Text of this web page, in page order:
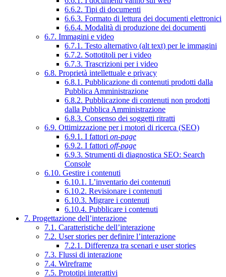
6.6.2. Tipi di documenti
6.6.3. Formato di lettura dei documenti elettronici
6.6.4. Modalità di produzione dei documenti
6.7. Immagini e video
6.7.1. Testo alternativo (alt text) per le immagini
6.7.2. Sottotitoli per i video
6.7.3. Trascrizioni per i video
6.8. Proprietà intellettuale e privacy
6.8.1. Pubblicazione di contenuti prodotti dalla
Pubblica Amministrazione
6.8.2. Pubblicazione di contenuti non prodotti
dalla Pubblica Amministrazione
6.8.3. Consenso dei soggetti ritratti
6.9. Ottimizzazione per i motori di ricerca (SEO)
6.9.1. I fattori on-page
6.9.2. I fattori off-page
6.9.3. Strumenti di diagnostica SEO: Search
Console
6.10. Gestire i contenuti
6.10.1. L’inventario dei contenuti
6.10.2. Revisionare i contenuti
6.10.3. Migrare i contenuti
6.10.4. Pubblicare i contenuti
7. Progettazione dell’interazione
7.1. Caratteristiche dell’interazione
7.2. User stories per definire l’interazione
7.2.1. Differenza tra scenari e user stories
7.3. Flussi di interazione
7.4. Wireframe
7.5. Prototipi interattivi